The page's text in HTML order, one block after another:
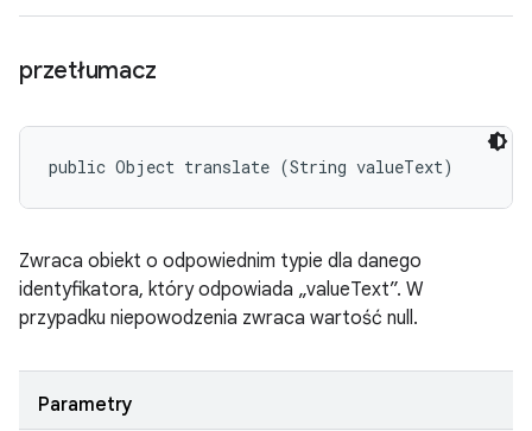
przetłumacz
public Object translate (String valueText)
Zwraca obiekt o odpowiednim typie dla danego
identyfikatora, który odpowiada „valueText”. W
przypadku niepowodzenia zwraca wartość null.
Parametry